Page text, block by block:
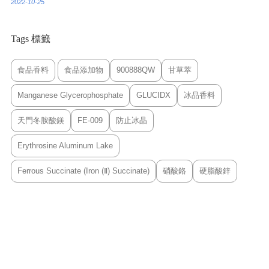
2022-10-25
Tags 標籤
食品香料 食品添加物 900888QW 甘草萃
Manganese Glycerophosphate GLUCIDX 冰品香料
天門冬胺酸鎂 FE-009 防止冰晶
Erythrosine Aluminum Lake
Ferrous Succinate (Iron (Ⅱ) Succinate) 硝酸鉻 硬脂酸鋅